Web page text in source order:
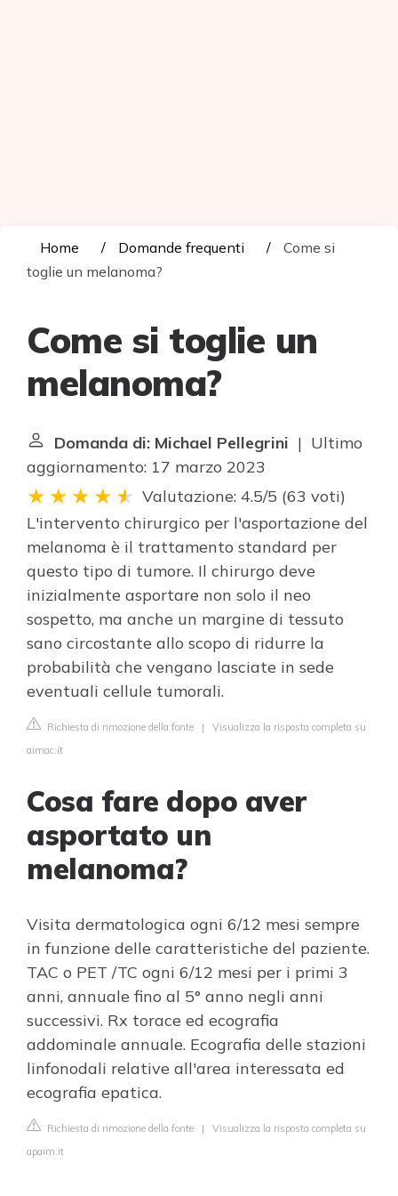
Home Domande frequenti
Come si
toglie un melanoma?
Come si toglie un
melanoma?
Domanda di: Michael Pellegrini | Ultimo
aggiornamento: 17 marzo 2023
Valutazione: 4.5/5 (63 voti)
L'intervento chirurgico per l'asportazione del
melanoma è il trattamento standard per
questo tipo di tumore. Il chirurgo deve
inizialmente asportare non solo il neo
sospetto, ma anche un margine di tessuto
sano circostante allo scopo di ridurre la
probabilità che vengano lasciate in sede
eventuali cellule tumorali.
Richiesta di rimozione della fonte | Visualizza la risposta completa su
aimac.it
Cosa fare dopo aver
asportato un
melanoma?
Visita dermatologica ogni 6/12 mesi sempre
in funzione delle caratteristiche del paziente.
TAC o PET /TC ogni 6/12 mesi per i primi 3
anni, annuale fino al 5° anno negli anni
successivi. Rx torace ed ecografia
addominale annuale. Ecografia delle stazioni
linfonodali relative all'area interessata ed
ecografia epatica.
Richiesta di rimozione della fonte | Visualizza la risposta completa su
apaim.it